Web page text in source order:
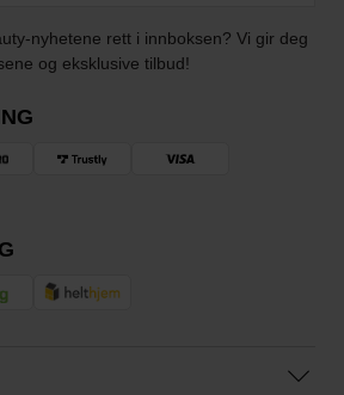
nyhetene rett i innboksen? Vi gir deg
og eksklusive tilbud!